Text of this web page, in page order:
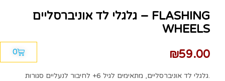
0
גלגלי לד אוניברסליים – FLASHING
WHEELS
₪59.00
גלגלי לד אוניברסליים, מתאימים לגיל 6+ לחיבור לנעליים סגורות.